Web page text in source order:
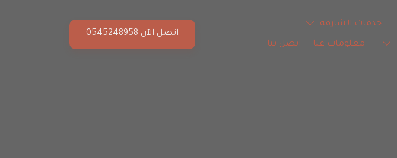
خدمات الشارقه
معلومات عنا اتصل بنا
اتصل الآن 0545248958